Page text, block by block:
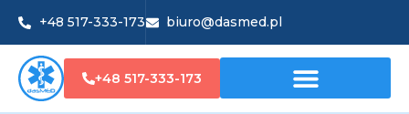
+48 517-333-173 biuro@dasmed.pl
+48 517-333-173